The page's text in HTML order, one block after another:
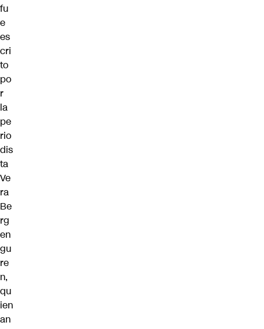
fu
e
es
cri
to
po
r
la
pe
rio
dis
ta
Ve
ra
Be
rg
en
gu
re
n,
qu
ien
an